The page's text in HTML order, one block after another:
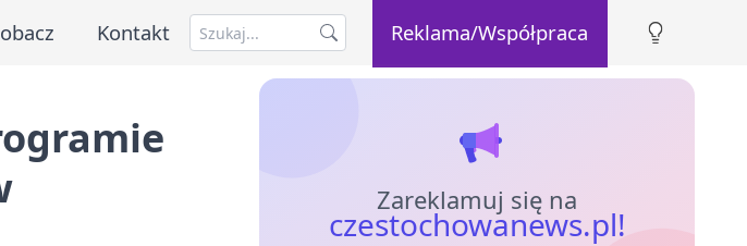
Kontakt Reklama/Współpraca
Zareklamuj się na
czestochowanews.pl!